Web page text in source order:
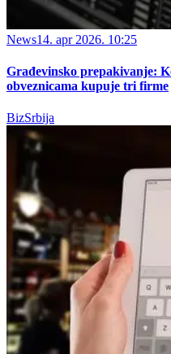
News14. apr 2026. 10:25
Građevinsko prepakivanje:
obveznicama kupuje tri firme
BizSrbija